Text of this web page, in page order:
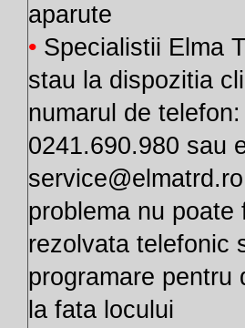
aparute
• Specialistii Elma
stau la dispozitia
numarul de telefon:
0241.690.980 sau
problema nu poate
rezolvata telefonic
programare pentru
la fata locului